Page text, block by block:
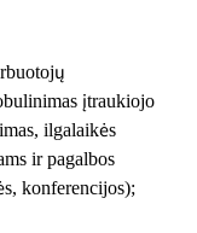
įtraukiojo
ilgalaikės
ir pagalbos
konferencijos);